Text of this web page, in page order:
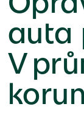
auta
V
korun